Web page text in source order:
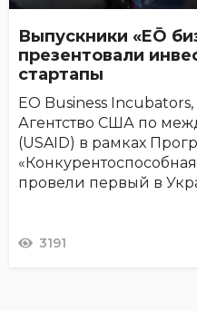
Выпускники «EŌ
презентовали
стартапы
EO Business
Агентство США по
(USAID) в рамках
провели первый в
3191